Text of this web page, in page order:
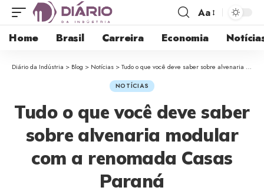
Aa
Home Brasil Carreira Economia
Diário da Indústria > Blog > Notícias >Tudo o que você deve saber sobre alvenaria modular com a renomada Casas Paraná
NOTÍCIAS
Tudo o que você deve saber
sobre alvenaria modular
com a renomada Casas
Paraná